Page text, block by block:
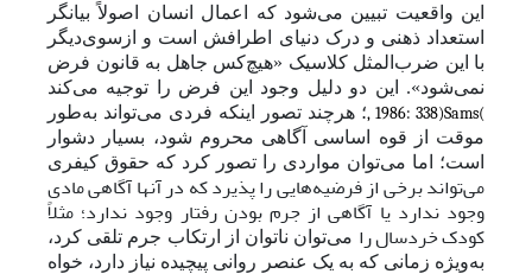
این واقعیت تبیین می‌شود که اعمال انسان اصولاً بیانگر
استعداد ذهنی و درک دنیای اطرافش است و از‌سوی‌دیگر
با این ضرب‌المثل کلاسیک «هیچ‌کس جاهل به قانون فرض
نمی‌شود». این دو دلیل وجود این فرض را توجیه می‌کند
(
Sams
, 1986: 338)؛ هرچند تصور اینکه فردی می‌تواند به‌طور
موقت از قوه اساسی آگاهی محروم شود، بسیار دشوار
است؛ اما می‌توان مواردی را تصور کرد که حقوق کیفری
می‌تواند برخی از فرضیه‌‌هایی را پذیرد که در آنها آگاهی مادی
وجود ندارد یا آگاهی از جرم بودن رفتار وجود ندارد؛ مثلاً
کودک خردسال را می‌توان ناتوان از ارتکاب جرم تلقی کرد،
به‌ویژه زمانی که به یک عنصر روانی پیچیده نیاز دارد، خواه